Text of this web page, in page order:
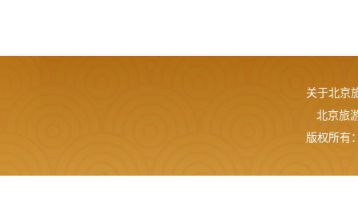
关于北京
北京旅
版权所有